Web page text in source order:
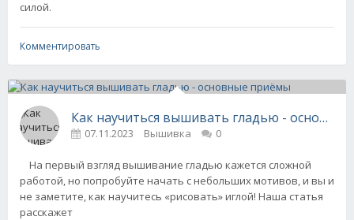
силой.
Комментировать
Как научиться вышивать гладью -
07.11.2023 Вышивка 0
На первый взгляд вышивание гладью кажется сложной
работой, но попробуйте начать с небольших мотивов, и вы и
не заметите, как научитесь «рисовать» иглой! Наша статья
расскажет